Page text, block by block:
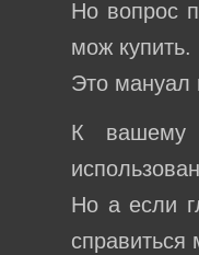
Но вопрос
мож
Это мануал
К вашему
Но а если
справиться